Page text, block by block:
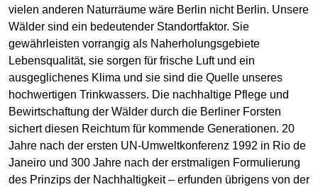
vielen anderen Naturräume wäre Berlin nicht Berlin. Unsere
Wälder sind ein bedeutender Standortfaktor. Sie
gewährleisten vorrangig als Naherholungsgebiete
Lebensqualität, sie sorgen für frische Luft und ein
ausgeglichenes Klima und sie sind die Quelle unseres
hochwertigen Trinkwassers. Die nachhaltige Pflege und
Bewirtschaftung der Wälder durch die Berliner Forsten
sichert diesen Reichtum für kommende Generationen. 20
Jahre nach der ersten UN-Umweltkonferenz 1992 in Rio de
Janeiro und 300 Jahre nach der erstmaligen Formulierung
des Prinzips der Nachhaltigkeit – erfunden übrigens von der